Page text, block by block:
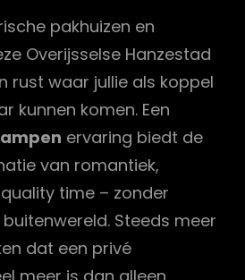
pakhuizen en
Overijsselse Hanzestad
rust waar jullie als koppel
kunnen komen. Een
ervaring biedt de
van romantiek,
time – zonder
Steeds meer
dat een privé